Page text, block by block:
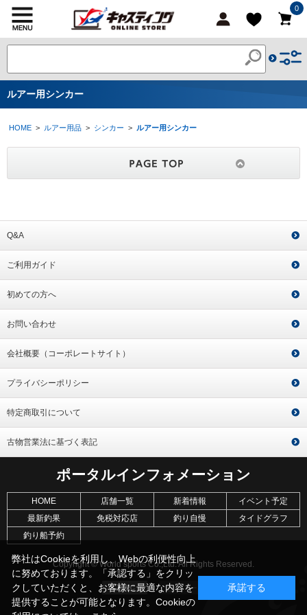
0
ルアー用シンカー
HOME > ルアー用品 > シンカー > ルアー用シンカー
Q&A
ご利用ガイド
初めての方へ
お問い合わせ
会社概要（コーポレートサイト）
プライバシーポリシー
特定商取引について
古物営業法に基づく表記
ポータルインフォメーション
HOME 店舗一覧 新着情報
イベント予定
最新釣果
免税対応店 釣り自慢
タイドグラフ
釣り船予約
Copyright © World sports Co.,Ltd. All Rights Reserved.
弊社はCookieを利用し、Webの利便性向上
に努めております。「承認する」をクリッ
クしていただくと、お客様に最適な内容を
提供することが可能となります。Cookieの
承諾する